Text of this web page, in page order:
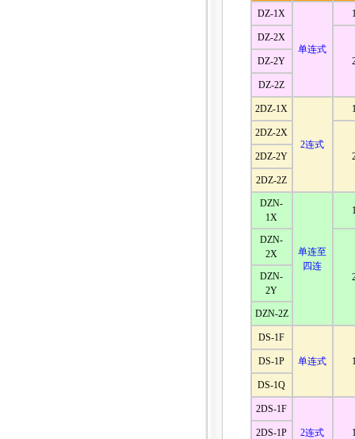
DZ-1X
单连式
DZ-2X
DZ-2Y
DZ-2Z
2DZ-1X
2连式
2DZ-2X
2DZ-2Y
2DZ-2Z
DZN-
1X
单连至
四连
DZN-
2X
DZN-
2Y
DZN-2Z
DS-1F
单连式
DS-1P
DS-1Q
2DS-1F
2连式
2DS-1P